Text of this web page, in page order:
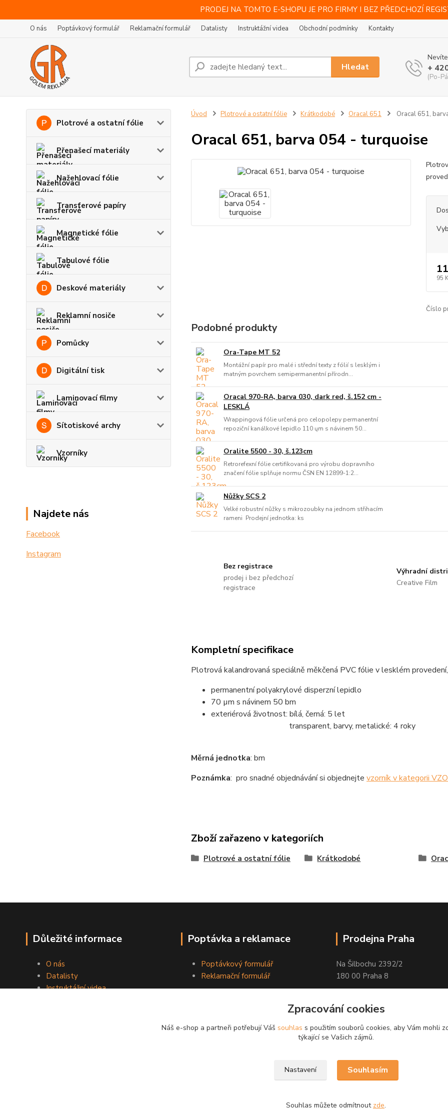
PRODEJ NA TOMTO E-SHOPU JE PRO FIRMY I BEZ PŘEDCHOZÍ
O nás Poptávkový formulář Reklamační formulář Datalisty Instruktážní videa Obchodní podmínky Kontakty
Hledat +
(Po-
Plotrové a ostatní fólie
Přenašecí materiály
Nažehlovací fólie
Transferové papíry
Magnetické fólie
Tabulové fólie
Deskové materiály
Reklamní nosiče
Pomůcky
Digitální tisk
Laminovací filmy
Sítotiskové archy
Vzorníky
Najdete nás
Facebook
Instagram
Úvod Plotrové a ostatní fólie Krátkodobé Oracal 651 Oracal 651,
Oracal 651, barva 054 - turquoise
95
Číslo
Podobné produkty
Ora-Tape MT 52
Montážní papír pro malé i střední texty z fólií s lesklým i
matným povrchem semipermanentní přírodn...
Oracal 970-RA, barva 030, dark red, š.152 cm -
LESKLÁ
Wrappingová fólie určená pro celopolepy permanentní
repoziční kanálkové lepidlo 110 ųm s návinem 50...
Oralite 5500 - 30, š.123cm
Retrorefexní fólie certifikovaná pro výrobu dopravního
značení fólie splňuje normu ČSN EN 12899-1:2...
Nůžky SCS 2
Velké robustní nůžky s mikrozoubky na jednom střihacím
rameni Prodejní jednotka: ks
Bez registrace
prodej i bez předchozí
registrace
Výhradní
Creative Film
Kompletní specifikace
Plotrová kalandrovaná speciálně měkčená PVC fólie v lesklém
permanentní polyakrylové disperzní lepidlo
70 µm s návinem 50 bm
exteriérová životnost: bílá, černá: 5 let
transparent, barvy, metalické: 4 roky
Měrná jednotka: bm
Poznámka: pro snadné objednávání si objednejte vzorník v kategorii
Zboží zařazeno v kategoriích
Plotrové a ostatní fólie Krátkodobé
Důležité informace
O nás
Datalisty
Instruktážní videa
Poptávka a reklamace
Poptávkový formulář
Reklamační formulář
Prodejna Praha
Na Šilbochu 2392/2
180 00 Praha 8
Odkaz na Google mapu
Zpracování cookies
Náš e-shop a partneři potřebují Váš souhlas s použitím souborů cookies, aby Vám mohli
týkající se Vašich zájmů.
Nastavení Souhlasím
Souhlas můžete odmítnout zde.